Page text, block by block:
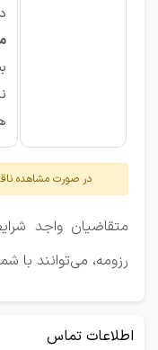
در صورت مشاهده
متقاضیان واجد
رزومه، می‌توانند با
اطلاعات تماس